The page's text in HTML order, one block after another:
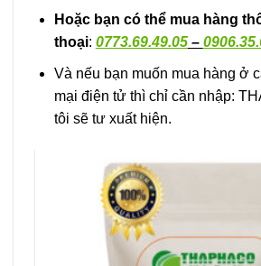
Hoặc bạn có thể mua hàng
thoại: 0773.69.49.05–
Và nếu bạn muốn mua hàng ở
mại điện tử thì chỉ cần nhập:
tôi sẽ tư xuất hiện.